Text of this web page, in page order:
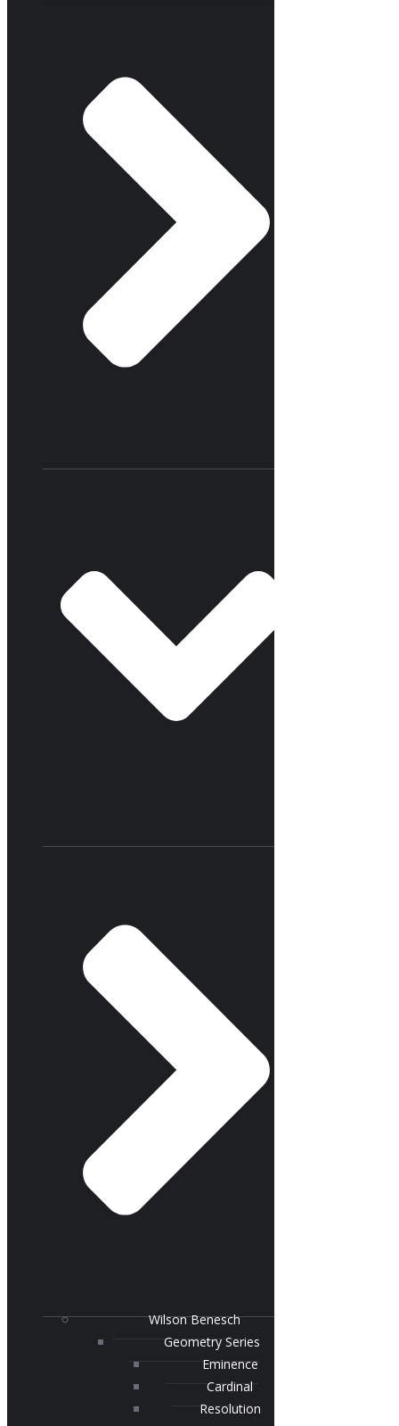
Wilson Benesch
Geometry Series
Eminence
Cardinal
Resolution